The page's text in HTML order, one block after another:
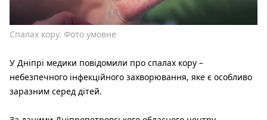
Спалах кору. Фото умовне
У Дніпрі медики повідомили про спалах кору –
небезпечного інфекційного захворювання, яке є особливо
заразним серед дітей.